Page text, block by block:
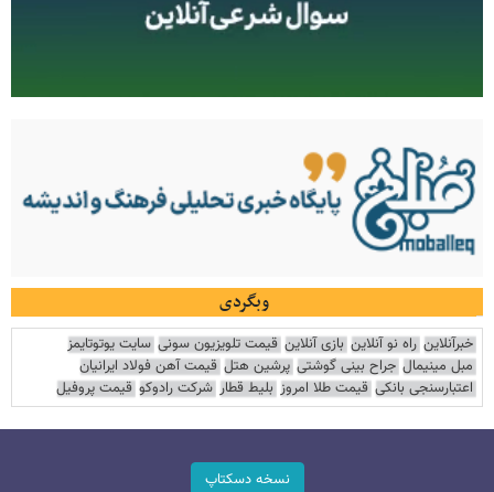
وبگردی
خبرآنلاین راه نو آنلاین بازی آنلاین قیمت تلویزیون سونی سایت یوتوتایمز
مبل مینیمال جراح بینی گوشتی پرشین هتل قیمت آهن فولاد ایرانیان
اعتبارسنجی بانکی قیمت طلا امروز بلیط قطار شرکت رادوکو قیمت پروفیل
نسخه دسکتاپ